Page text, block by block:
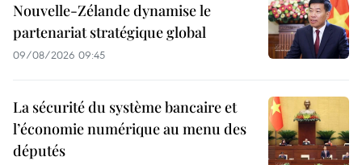
Nouvelle-Zélande dynamise le
partenariat stratégique global
09/08/2026 09:45
La sécurité du système bancaire et
l’économie numérique au menu des
députés